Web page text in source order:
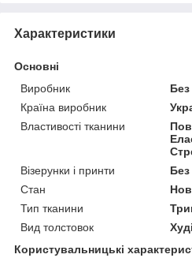
Характеристики
Основні
Виробник
Країна виробник
Властивості тканини
Візерунки і принти
Без
Стан
Тип тканини
Вид толстовок
Худі
Користувальницькі